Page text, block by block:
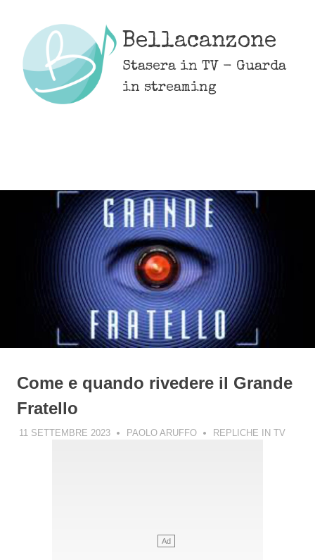
content
Bellacanzone
Stasera in TV - Guarda
in streaming
Come e quando rivedere il Grande
Fratello
11 SETTEMBRE 2023 PAOLO ARUFFO REPLICHE IN TV